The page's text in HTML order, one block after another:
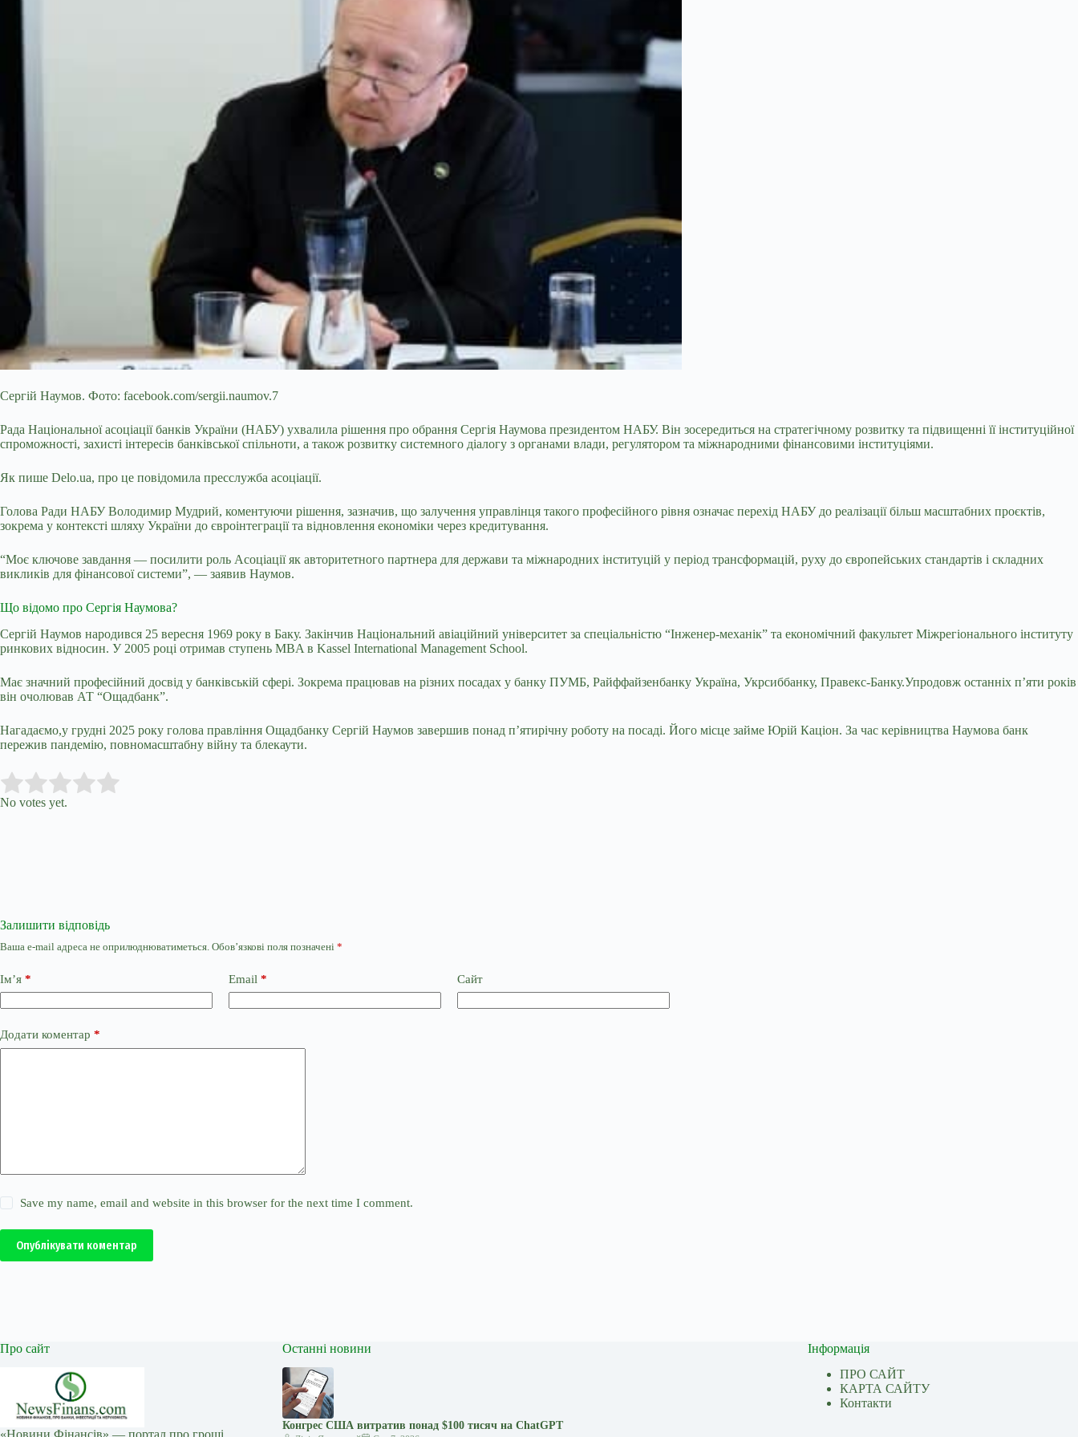
Сергій Наумов. Фото: facebook.com/sergii.naumov.7
Рада Національної асоціації банків України (НАБУ) ухвалила рішення про обрання Сергія Наумова президентом НАБУ. Він зосередиться на стратегічному розвитку та підвищенні її інституційної
спроможності, захисті інтересів банківської спільноти, а також розвитку системного діалогу з органами влади, регулятором та міжнародними фінансовими інституціями.
Як пише Delo.ua, про це повідомила пресслужба асоціації.
Голова Ради НАБУ Володимир Мудрий, коментуючи рішення, зазначив, що залучення управлінця такого професійного рівня означає перехід НАБУдо реалізації більш масштабних проєктів,
зокрема у контексті шляху України до євроінтеграції та відновлення економіки через кредитування.
“Моє ключове завдання — посилити роль Асоціації як авторитетного партнера для держави та міжнародних інституцій у період трансформацій, руху до європейських стандартів і складних
викликів для фінансової системи”, — заявив Наумов.
Що відомо про Сергія Наумова?
Сергій Наумов народився 25 вересня 1969 року в Баку. Закінчив Національний авіаційний університет за спеціальністю “Інженер-механік” та економічний факультет Міжрегіонального інституту
ринкових відносин. У 2005 році отримав ступень MBA в Kassel International Management School.
Має значний професійний досвід у банківській сфері. Зокрема працював на різних посадах у банку ПУМБ, Райффайзенбанку Україна, Укрсиббанку, Правекс-Банку.Упродовж останніх п’яти років
він очолював АТ “Ощадбанк”.
Нагадаємо,у грудні 2025 року голова правління Ощадбанку Сергій Наумов завершив понад п’ятирічну роботу на посаді. Його місце займе Юрій Каціон. За час керівництва Наумова банк
пережив пандемію, повномасштабну війну та блекаути.
Rate this item:
No votes yet.
Залишити відповідь
Ваша e-mail адреса не оприлюднюватиметься. Обов’язкові поля позначені *
Ім’я * Email * Сайт
Додати коментар *
Save my name, email and website in this browser for the next time I comment.
Опублікувати коментар
Про сайт
«Новини Фінансів» — портал про гроші,
Останні новини
Конгрес США витратив понад $100 тисяч на ChatGPT
Інформація
ПРО САЙТ
КАРТА САЙТУ
Контакти